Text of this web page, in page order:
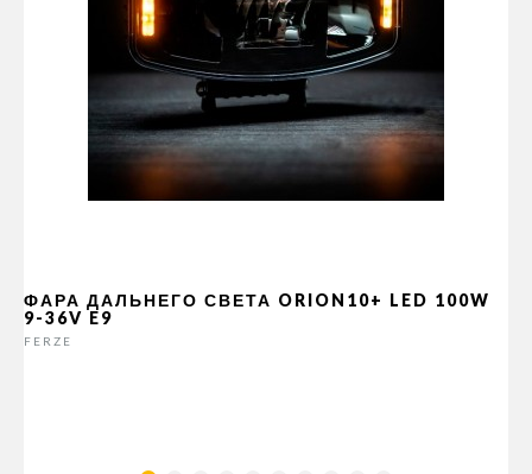
ФАРА ДАЛЬНЕГО СВЕТА ORION10+ LED 100W
9-36V E9
FERZE